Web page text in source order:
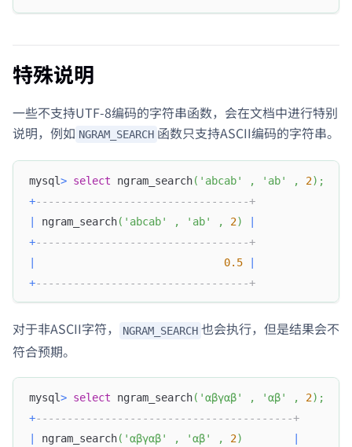
特殊说明
一些不支持UTF-8编码的字符串函数，会在文档中进行特别
说明，例如 NGRAM_SEARCH 函数只支持ASCII编码的字符串。
mysql> select ngram_search( 'abcab' , 'ab' , 2) ;
+----------------------------------+
ngram_search( 'abcab' , 'ab' , 2)
+----------------------------------+
0.5
+----------------------------------+
对于非ASCII字符， NGRAM_SEARCH 也会执行，但是结果会不
符合预期。
mysql> select ngram_search( 'αβγαβ' , 'αβ' , 2) ;
+-----------------------------------------+
|
ngram_search( 'αβγαβ' , 'αβ' , 2)
|